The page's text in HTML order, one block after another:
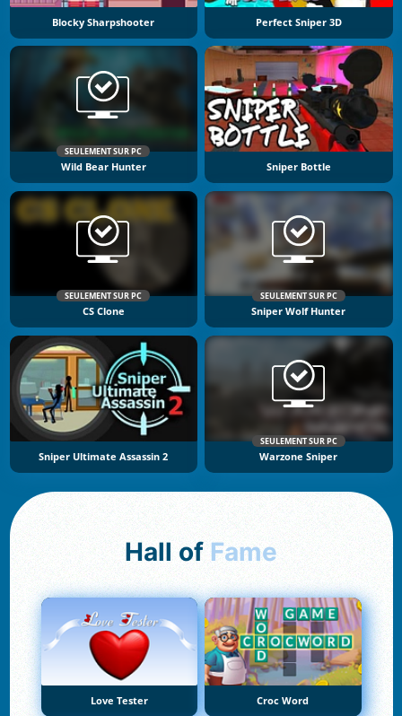
Blocky Sharpshooter Perfect Sniper 3D
SEULEMENT SUR PC
Wild Bear Hunter Sniper Bottle
SEULEMENT SUR PC
CS Clone
SEULEMENT SUR PC
Sniper Wolf Hunter
Sniper Ultimate Assassin 2
SEULEMENT SUR PC
Warzone Sniper
Hall of Fame
Love Tester Croc Word